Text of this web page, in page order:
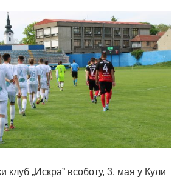
клуб „Искра” всоботу, 3. мая у Кули